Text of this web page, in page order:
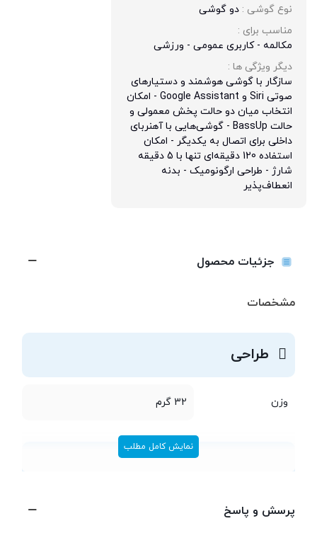
نوع گوشی : دو گوشی
مناسب برای :
مکالمه - کاربری عمومی - ورزشی
دیگر ویژگی ها :
سازگار با گوشی هوشمند و دستیارهای
صوتی Siri و Google Assistant - امکان
انتخاب میان دو حالت پخش معمولی و
حالت BassUp - گوشی‌هایی با آهنربای
داخلی برای اتصال به یکدیگر - امکان
استفاده 120 دقیقه‌ای تنها با 5 دقیقه
شارژ - طراحی ارگونومیک - بدنه
انعطاف‌پذیر
جزئیات محصول
مشخصات
طراحی
وزن 32 گرم
اتصالات و امکانات
میکروفون
نمایش کامل مطلب
پرسش و پاسخ